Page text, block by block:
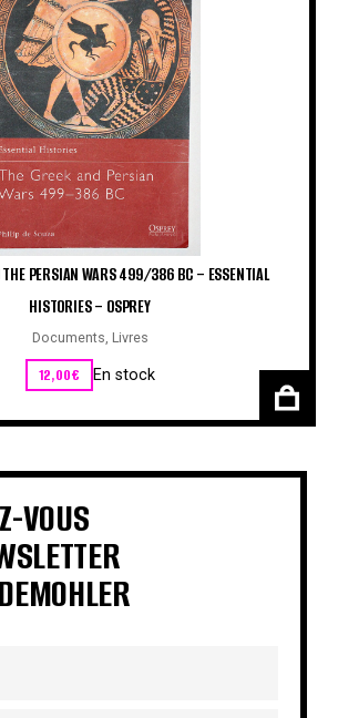
THE PERSIAN WARS 499/386 BC – ESSENTIAL
HISTORIES – OSPREY
Documents, Livres
12,00€ En stock
VOUS